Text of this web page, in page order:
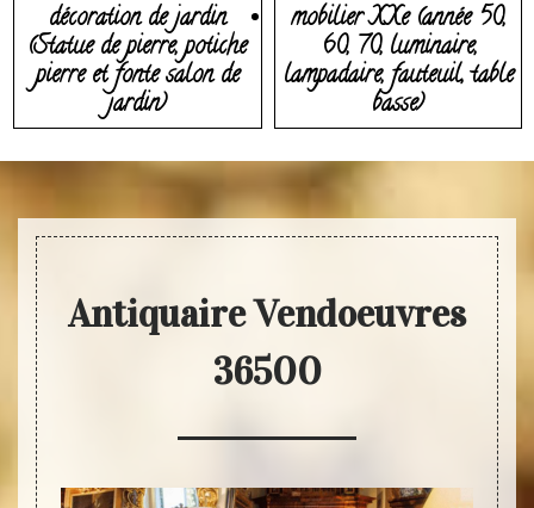
décoration de jardin
(Statue de pierre, potiche
pierre et fonte salon de
jardin)
mobilier XXe (année 50,
60, 70, luminaire,
lampadaire, fauteuil, table
basse)
Antiquaire Vendoeuvres
36500